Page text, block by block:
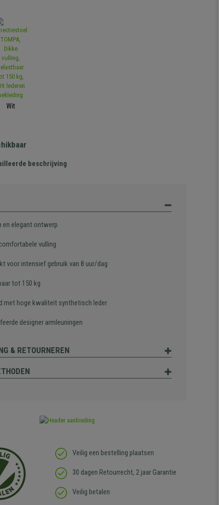
Wit
beschrijving
en elegant ontwerp
vulling
voor intensief gebruik van 8 uur/dag
tot 150 kg
met hoge kwaliteit synthetisch leder
designer armleuningen
& RETOURNEREN
Veilig een bestelling plaatsen
30 dagen Retourrecht, 2 jaar Garantie
Veilig betalen